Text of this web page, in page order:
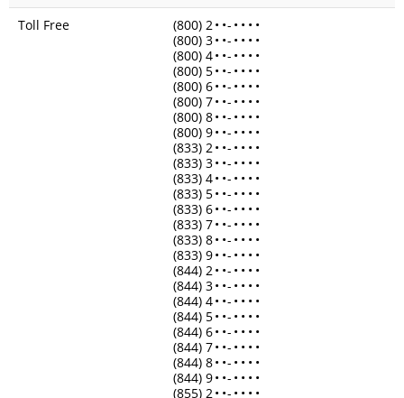
Toll Free
(800) 2• •- • • • •
(800) 3• •- • • • •
(800) 4• •- • • • •
(800) 5• •- • • • •
(800) 6• •- • • • •
(800) 7• •- • • • •
(800) 8• •- • • • •
(800) 9• •- • • • •
(833) 2• •- • • • •
(833) 3• •- • • • •
(833) 4• •- • • • •
(833) 5• •- • • • •
(833) 6• •- • • • •
(833) 7• •- • • • •
(833) 8• •- • • • •
(833) 9• •- • • • •
(844) 2• •- • • • •
(844) 3• •- • • • •
(844) 4• •- • • • •
(844) 5• •- • • • •
(844) 6• •- • • • •
(844) 7• •- • • • •
(844) 8• •- • • • •
(844) 9• •- • • • •
(855) 2• •- • • • •